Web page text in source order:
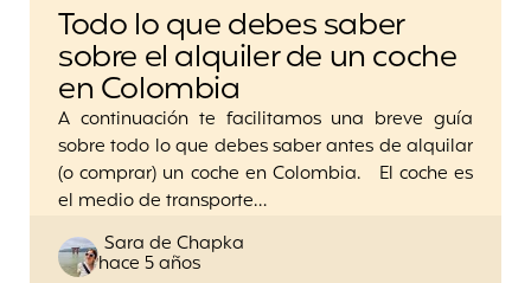
Todo lo que debes saber
sobre el alquiler de un coche
en Colombia
A continuación te facilitamos una breve guía
sobre todo lo que debes saber antes de alquilar
(o comprar) un coche en Colombia. El coche es
el medio de transporte…
Posted
by
Sara de Chapka
hace 5 años